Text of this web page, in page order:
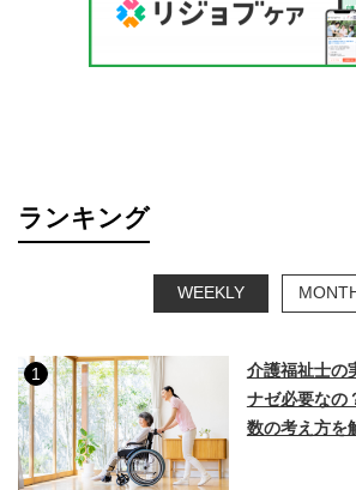
ランキング
WEEKLY
1
介護福祉士の
ナゼ必要なの
数の考え方を